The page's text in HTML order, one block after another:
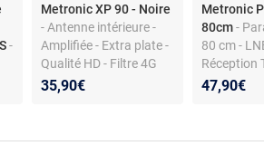
-
Metronic XP 90 - Noire
- Antenne intérieure -
Amplifiée - Extra plate -
Qualité HD - Filtre 4G
intégré
35,90€
Metronic
80cm-
80 cm -
Réception
47,90€